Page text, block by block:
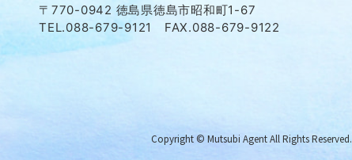
〒770-0942 徳島県徳島市昭和町1-67
TEL.088-679-9121 FAX.088-679-9122
Copyright © Mutsubi Agent All Rights Reserved.